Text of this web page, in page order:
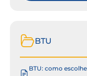
BTU
BTU: como